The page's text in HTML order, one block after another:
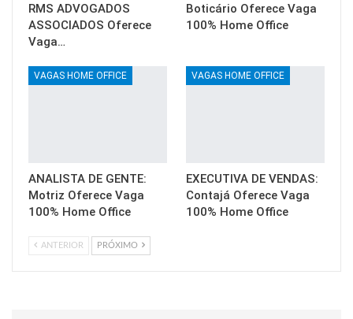
RMS ADVOGADOS
ASSOCIADOS Oferece
Vaga…
Boticário Oferece Vaga
100% Home Office
VAGAS HOME OFFICE
ANALISTA DE GENTE:
Motriz Oferece Vaga
100% Home Office
VAGAS HOME OFFICE
EXECUTIVA DE VENDAS:
Contajá Oferece Vaga
100% Home Office
ANTERIOR PRÓXIMO